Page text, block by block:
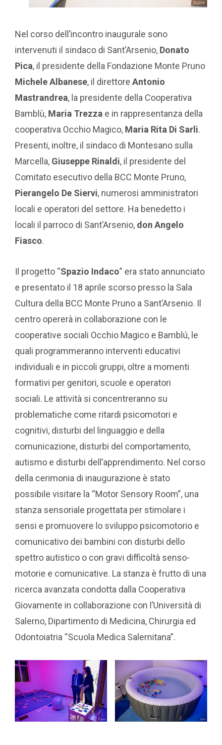
Nel corso dell’incontro inaugurale sono
intervenuti il sindaco di Sant’Arsenio, Donato
Pica, il presidente della Fondazione Monte Pruno
Michele Albanese, il direttore Antonio
Mastrandrea, la presidente della Cooperativa
Bamblù, Maria Trezza e in rappresentanza della
cooperativa Occhio Magico, Maria Rita Di Sarli.
Presenti, inoltre, il sindaco di Montesano sulla
Marcella, Giuseppe Rinaldi, il presidente del
Comitato esecutivo della BCC Monte Pruno,
Pierangelo De Siervi, numerosi amministratori
locali e operatori del settore. Ha benedetto i
locali il parroco di Sant’Arsenio, don Angelo
Fiasco.
Il progetto “Spazio Indaco” era stato annunciato
e presentato il 18 aprile scorso presso la Sala
Cultura della BCC Monte Pruno a Sant’Arsenio. Il
centro opererà in collaborazione con le
cooperative sociali Occhio Magico e Bamblú, le
quali programmeranno interventi educativi
individuali e in piccoli gruppi, oltre a momenti
formativi per genitori, scuole e operatori
sociali. Le attività si concentreranno su
problematiche come ritardi psicomotori e
cognitivi, disturbi del linguaggio e della
comunicazione, disturbi del comportamento,
autismo e disturbi dell’apprendimento. Nel corso
della cerimonia di inaugurazione è stato
possibile visitare la “Motor Sensory Room”, una
stanza sensoriale progettata per stimolare i
sensi e promuovere lo sviluppo psicomotorio e
comunicativo dei bambini con disturbi dello
spettro autistico o con gravi difficoltà senso-
motorie e comunicative. La stanza è frutto di una
ricerca avanzata condotta dalla Cooperativa
Giovamente in collaborazione con l’Università di
Salerno, Dipartimento di Medicina, Chirurgia ed
Odontoiatria “Scuola Medica Salernitana”.